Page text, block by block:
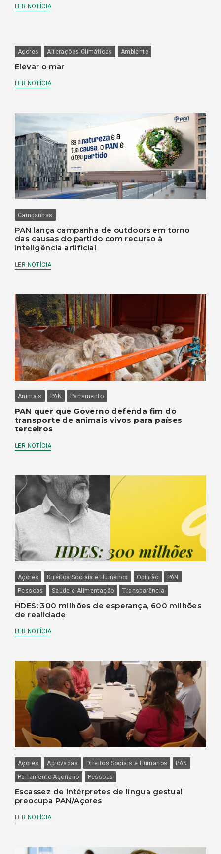
LER NOTÍCIA
Açores Alterações Climáticas Ambiente
Elevar o mar
LER NOTÍCIA
Campanhas
PAN lança campanha de outdoors em torno
das causas do partido com recurso à
inteligência artificial
LER NOTÍCIA
Animais PAN Parlamento
PAN quer que Governo defenda fim do
transporte de animais vivos para países
terceiros
LER NOTÍCIA
Açores Direitos Sociais e Humanos Opinião
PAN
Pessoas
Saúde e Alimentação Transparência
HDES: 300 milhões de esperança, 600 milhões
de realidade
LER NOTÍCIA
Açores Aprovadas Direitos Sociais e Humanos
PAN
Parlamento Açoriano
Pessoas
Escassez de intérpretes de língua gestual
preocupa PAN/Açores
LER NOTÍCIA